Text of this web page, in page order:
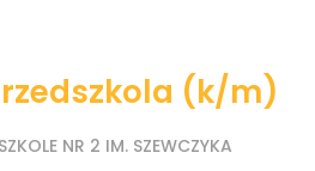
(k/m)
NR 2 IM. SZEWCZYKA